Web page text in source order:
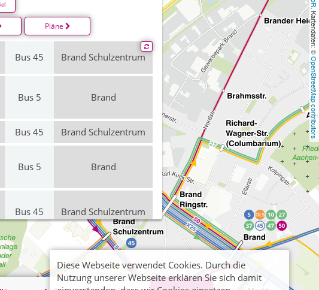
, Kartendaten: ©
OpenStreetMap contributors
Pläne
Bus 45 Brand Schulzentrum
Bus 5 Brand
Bus 45 Brand Schulzentrum
Bus 5 Brand
Bus 45 Brand Schulzentrum
Bus 5 Brand
Brand Schulzentrum
Diese Webseite verwendet Cookies. Durch die
Nutzung unserer Webseite erklären Sie sich damit